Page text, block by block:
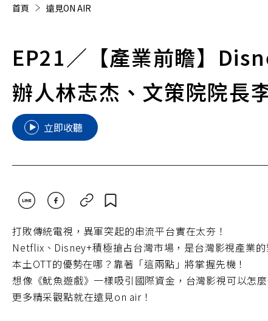
首頁 遠見ON AIR
EP21／【產業前瞻】
辦人林志杰、文策院院長
立即收聽
打敗傳統電視，異軍突起的串流平台實在太夯！
Netflix、Disney+積極搶占台灣市場，是台灣影視產業
本土OTT的優勢在哪？靠著「這兩點」將掌握先機！
想像《魷魚遊戲》一樣吸引國際資金，台灣影視可以怎麼
更多精采觀點就在遠見on air！